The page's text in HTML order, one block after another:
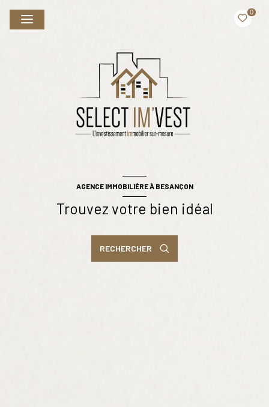
0
AGENCE IMMOBILIÈRE À BESANÇON
Trouvez votre bien idéal
RECHERCHER